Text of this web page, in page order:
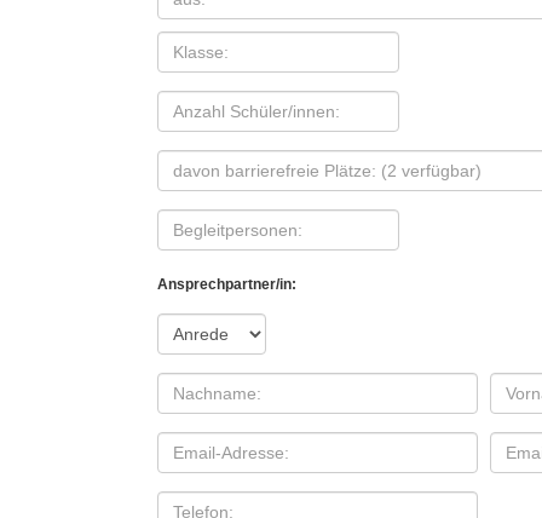
Ansprechpartner/in: